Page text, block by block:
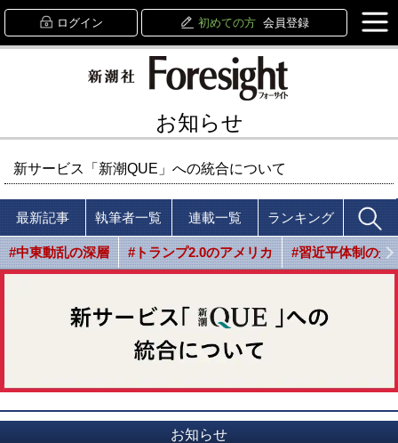
ログイン 初めての方 会員登録
お知らせ
新サービス「新潮QUE」への統合について
最新記事 執筆者一覧 連載一覧 ランキング
#中東動乱の深層 #トランプ2.0のアメリカ #習近平体制の光
お知らせ